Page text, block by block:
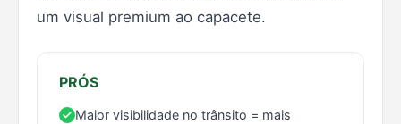
um visual premium ao capacete.
PRÓS
Maior visibilidade no trânsito = mais